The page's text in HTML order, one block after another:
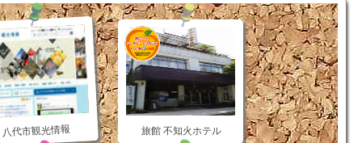
八代市観光情報 旅館 不知火ホテル